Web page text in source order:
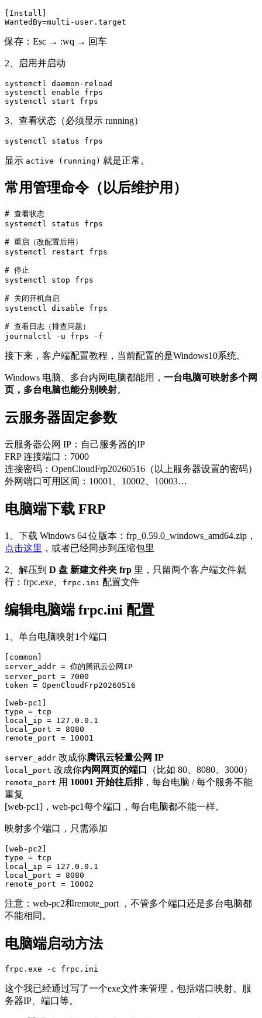
[Install]
WantedBy=multi-user.target
保存：Esc → :wq → 回车
2、启用并启动
systemctl daemon-reload
systemctl enable frps
systemctl start frps
3、查看状态（必须显示 running）
systemctl status frps
显示 active (running) 就是正常。
常用管理命令（以后维护用）
# 查看状态
systemctl status frps
# 重启（改配置后用）
systemctl restart frps
# 停止
systemctl stop frps
# 关闭开机自启
systemctl disable frps
# 查看日志（排查问题）
journalctl -u frps -f
接下来，客户端配置教程，当前配置的是Windows10系统。
Windows 电脑、多台内网电脑都能用， 一台电脑可映射多个网
页，多台电脑也能分别映射。
云服务器固定参数
云服务器公网 IP：自己服务器的IP
FRP 连接端口：7000
连接密码：OpenCloudFrp20260516（以上服务器设置的密码）
外网端口可用区间：10001、10002、10003…
电脑端下载 FRP
1、下载 Windows 64 位版本：frp_0.59.0_windows_amd64.zip，
点击这里 ，或者已经同步到压缩包里
2、解压到 D 盘 新建文件夹 frp 里，只留两个客户端文件就
行：frpc.exe、
frpc.ini 配置文件
编辑电脑端 frpc.ini 配置
1、单台电脑映射1个端口
[common]
server_addr = 你的腾讯云公网IP
server_port = 7000
token = OpenCloudFrp20260516
[web-pc1]
type = tcp
local_ip = 127.0.0.1
local_port = 8080
remote_port = 10001
server_addr 改成你腾讯云轻量公网 IP
local_port 改成你内网网页的端口 （比如 80、8080、3000）
remote_port 用 10001 开始往后排，每台电脑 / 每个服务不能
重复
[web-pc1]，web-pc1每个端口，每台电脑都不能一样。
映射多个端口，只需添加
[web-pc2]
type = tcp
local_ip = 127.0.0.1
local_port = 8080
remote_port = 10002
注意：web-pc2和remote_port ，不管多个端口还是多台电脑都
不能相同。
电脑端启动方法
frpc.exe -c frpc.ini
这个我已经通过写了一个exe文件来管理，包括端口映射、服
务器IP、端口等。